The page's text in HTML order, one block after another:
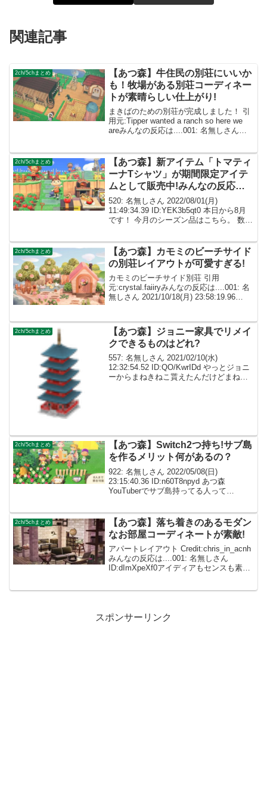
関連記事
2ch/5chまとめ
【あつ森】牛住民の別荘にいいか
も！牧場がある別荘コーディネー
トが素晴らしい仕上がり!
まきばのための別荘が完成しました！ 引
用元:Tipper wanted a ranch so here we
areみんなの反応は....001: 名無しさん
2ch/5chまとめ
【あつ森】新アイテム「トマティ
ーナTシャツ」が期間限定アイテ
ムとして販売中!みんなの反応ま
とめ!
520: 名無しさん 2022/08/01(月)
11:49:34.39 ID:YEK3b5qt0 本日から8月
です！ 今月のシーズン品はこちら。 数は
品となるの...
2ch/5chまとめ
【あつ森】カモミのビーチサイド
の別荘レイアウトが可愛すぎる!
カモミのビーチサイド別荘 引用
元:crystal.faiiryみんなの反応は....001: 名
無しさん 2021/10/18(月) 23:58:19.96
2ch/5chまとめ
【あつ森】ジョニー家具でリメイ
クできるものはどれ?
557: 名無しさん 2021/02/10(水)
12:32:54.52 ID:QO/KwrIDd やっとジョニ
ーからまねきねこ貰えたんだけどまねき
2ch/5chまとめ
【あつ森】Switch2つ持ち!サブ島
を作るメリット何があるの？
922: 名無しさん 2022/05/08(日)
23:15:40.36 ID:n60T8npyd あつ森
YouTuberでサブ島持ってる人って
2ch/5chまとめ
【あつ森】落ち着きのあるモダン
なお部屋コーディネートが素敵!
アパートレイアウト Credit:chris_in_acnh
みんなの反応は....001: 名無しさん
ID:dImXpeXf0アイディアもセンスも素敵
スポンサーリンク